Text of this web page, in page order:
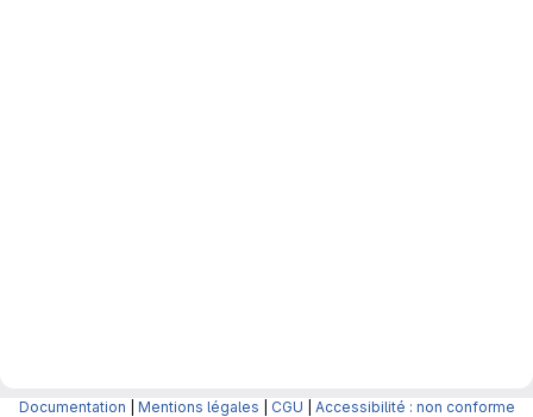
Documentation Mentions légales CGU Accessibilité : non conforme